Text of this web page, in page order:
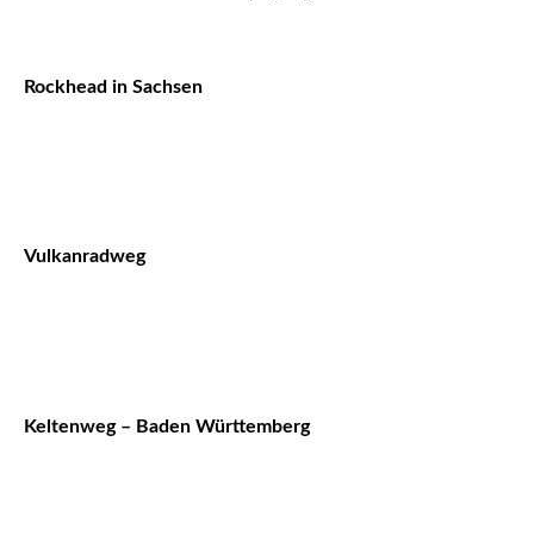
Rockhead in Sachsen
Vulkanradweg
Keltenweg – Baden Württemberg